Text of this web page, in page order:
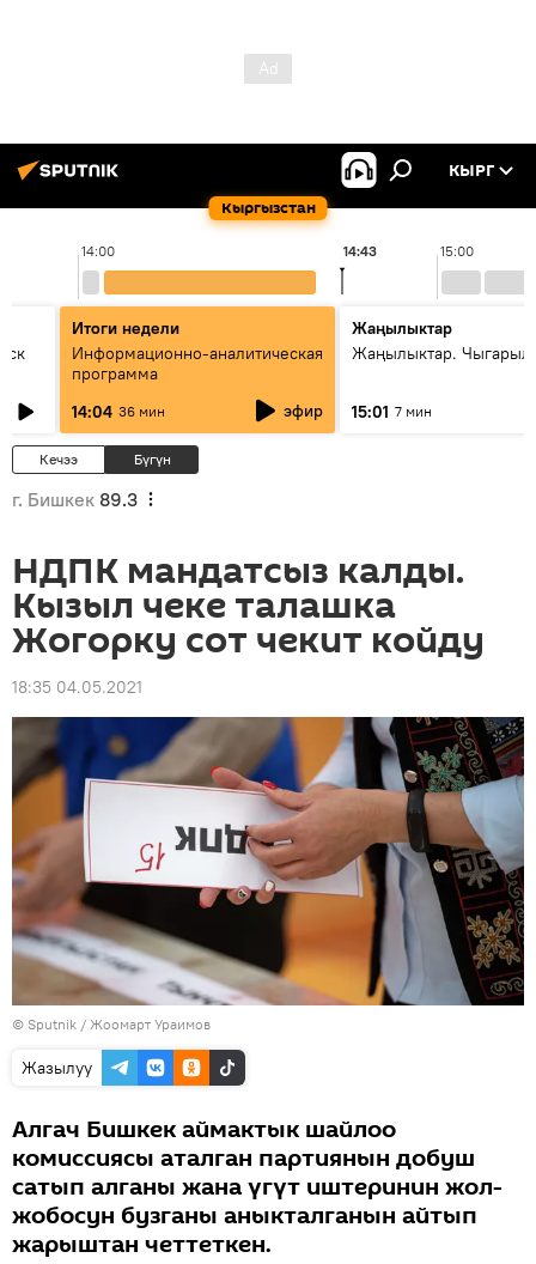
Кыргызстан
КЫРГ
14:00 15:00
14:43
Итоги недели
Информационно-аналитическая
программа
14:04 36 мин эфир
Жаңылыктар
Жаңылыктар.
15:01 7 мин
Кечээ Бүгүн
г. Бишкек 89.3
НДПК мандатсыз калды.
Кызыл чеке талашка
Жогорку сот чекит койду
18:35 04.05.2021
© Sputnik / Жоомарт Ураимов
Жазылуу
Алгач Бишкек аймактык шайлоо
комиссиясы аталган партиянын добуш
сатып алганы жана үгүт иштеринин жол-
жобосун бузганы аныкталганын айтып
жарыштан четтеткен.